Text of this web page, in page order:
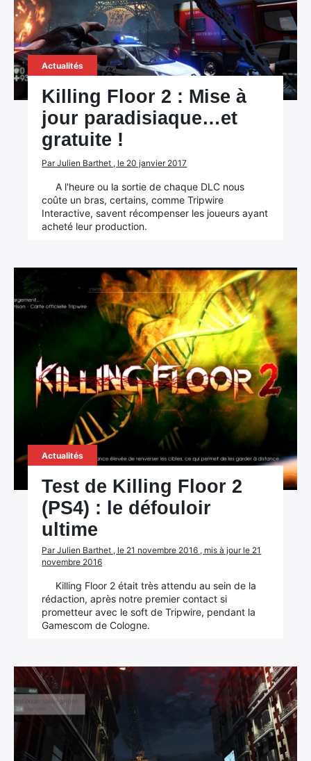
Actualités
Killing Floor 2 : Mise à
jour paradisiaque…et
gratuite !
Par Julien Barthet , le 20 janvier 2017
A l'heure ou la sortie de chaque DLC nous
coûte un bras, certains, comme Tripwire
Interactive, savent récompenser les joueurs ayant
acheté leur production.
Actualités
Test de Killing Floor 2
(PS4) : le défouloir
ultime
Par Julien Barthet , le 21 novembre 2016 , mis à jour le 21
novembre 2016
Killing Floor 2 était très attendu au sein de la
rédaction, après notre premier contact si
prometteur avec le soft de Tripwire, pendant la
Gamescom de Cologne.